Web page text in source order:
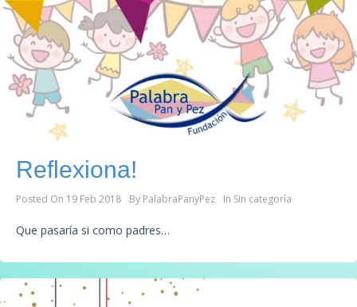
Reflexiona!
Posted On 19 Feb 2018 By PalabraPanyPez In Sin categoría
Que pasaría si como padres…